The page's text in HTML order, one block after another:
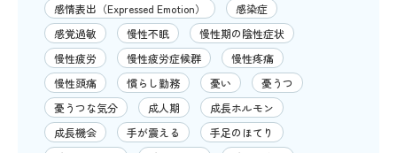
感情表出（Expressed Emotion）
感染症
感覚過敏
慢性不眠
慢性期の陰性症状
慢性疲労
慢性疲労症候群
慢性疼痛
慢性頭痛
慣らし勤務 憂い
憂うつ
憂うつな気分
成人期
成長ホルモン
成長機会
手が震える
手足のほてり